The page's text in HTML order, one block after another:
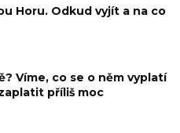
Horu. Odkud vyjít a na co
Víme, co se o něm vyplatí
příliš moc